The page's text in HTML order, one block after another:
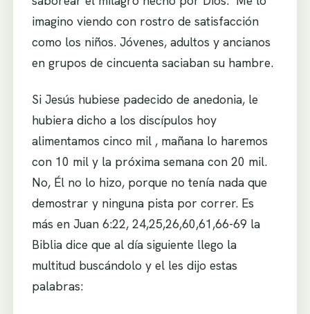
imagino viendo con rostro de satisfacción
como los niños. Jóvenes, adultos y ancianos
en grupos de cincuenta saciaban su hambre.
Si Jesús hubiese padecido de anedonia, le
hubiera dicho a los discípulos hoy
alimentamos cinco mil , mañana lo haremos
con 10 mil y la próxima semana con 20 mil.
No, Él no lo hizo, porque no tenía nada que
demostrar y ninguna pista por correr. Es
más en Juan 6:22, 24,25,26,60,61,66-69 la
Biblia dice que al día siguiente llego la
multitud buscándolo y el les dijo estas
palabras: